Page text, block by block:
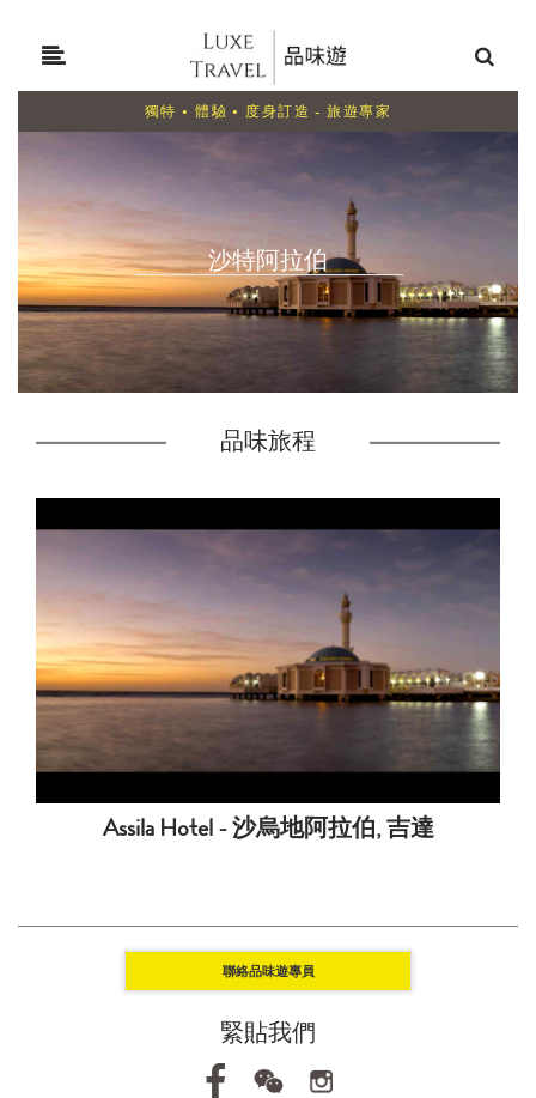
獨特 • 體驗 • 度身訂造 - 旅遊專家
沙特阿拉伯
品味旅程
Assila Hotel - 沙烏地阿拉伯, 吉達
聯絡品味遊專員
緊貼我們